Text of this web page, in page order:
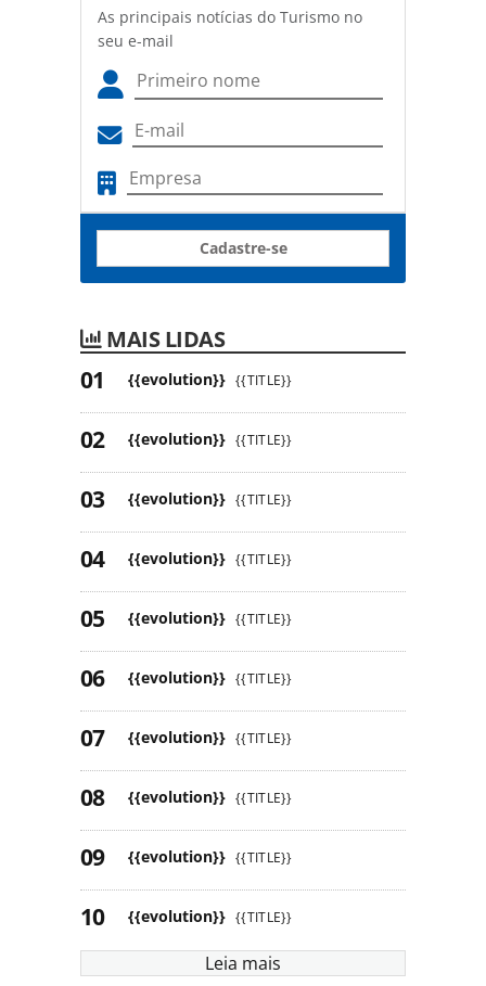
As principais notícias do Turismo no
seu e-mail
Cadastre-se
MAIS LIDAS
{{evolution}} {{TITLE}}
{{evolution}} {{TITLE}}
{{evolution}} {{TITLE}}
{{evolution}} {{TITLE}}
{{evolution}} {{TITLE}}
{{evolution}} {{TITLE}}
{{evolution}} {{TITLE}}
{{evolution}} {{TITLE}}
{{evolution}} {{TITLE}}
{{evolution}} {{TITLE}}
Leia mais